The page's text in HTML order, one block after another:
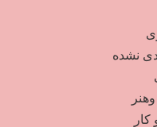
نشده